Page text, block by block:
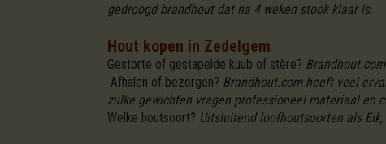
gedroogd brandhout dat na 4 weken stook klaar is.
Hout kopen in Zedelgem
Gestorte of gestapelde kuub of stère?
Afhalen of bezorgen? Brandhout.com heeft veel
zulke gewichten vragen professioneel materiaal en
Welke houtsoort? Uitsluitend loofhoutsoorten als